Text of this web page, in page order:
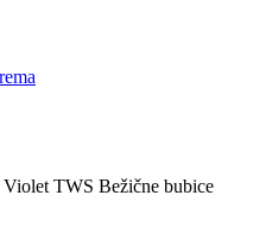
TWS Bežične bubice